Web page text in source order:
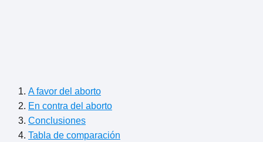
A favor del aborto
En contra del aborto
Conclusiones
Tabla de comparación